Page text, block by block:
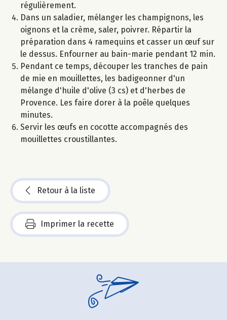
régulièrement.
Dans un saladier, mélanger les champignons, les
oignons et la crème, saler, poivrer. Répartir la
préparation dans 4 ramequins et casser un œuf sur
le dessus. Enfourner au bain-marie pendant 12 min.
Pendant ce temps, découper les tranches de pain
de mie en mouillettes, les badigeonner d'un
mélange d'huile d'olive (3 cs) et d'herbes de
Provence. Les faire dorer à la poêle quelques
minutes.
Servir les œufs en cocotte accompagnés des
mouillettes croustillantes.
Retour à la liste
Imprimer la recette